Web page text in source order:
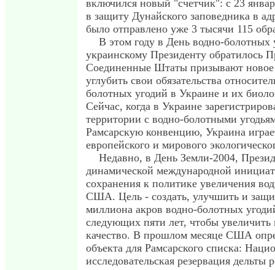
включился новый "счетчик": с 23
в защиту Дунайского заповедника в
было отправлено уже 3 тысячи 115
В этом году в День водно-болотных
украинскому Президенту обратилось
Соединенные Штаты призывают новое
углубить свои обязательства
болотных угодий в Украине и их
Сейчас, когда в Украине
территории с водно-болотными
Рамсарскую конвенцию, Украина
европейского и мирового
Недавно, в День Земли-2004,
динамической международной
сохранения к политике увеличения
США. Цель - создать, улучшить и
миллиона акров водно-болотных
следующих пяти лет, чтобы
качество. В прошлом месяце США
объекта для Рамсарского списка:
исследовательская резервация дельты